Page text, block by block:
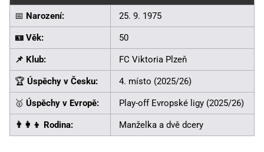
📅 Narození: 25. 9. 1975
🪪 Věk: 50
📌 Klub: FC Viktoria Plzeň
🏆 Úspěchy v Česku: 4. místo (2025/26)
🥇 Úspěchy v Evropě: Play-off Evropské ligy (2025/26)
👨‍👩‍👦 Rodina: Manželka a dvě dcery